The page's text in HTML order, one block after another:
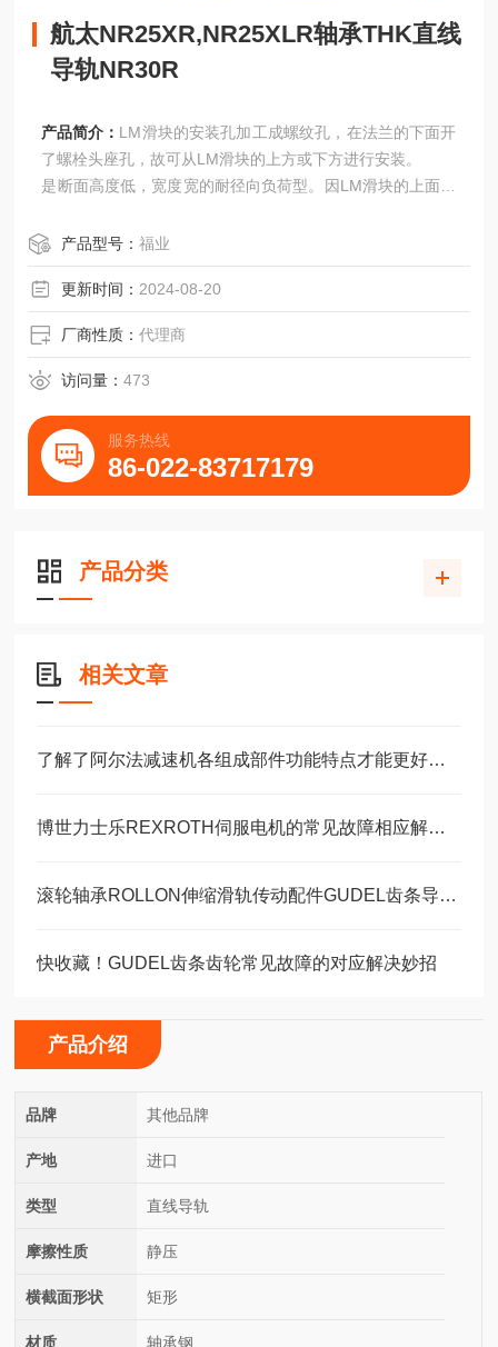
航太NR25XR,NR25XLR轴承THK直线
导轨NR30R
产品简介： LM滑块的安装孔加工成螺纹孔，在法兰的下面开
了螺栓头座孔，故可从LM滑块的上方或下方进行安装。
是断面高度低，宽度宽的耐径向负荷型。因LM滑块的上面开
航太NR25XR,NR25XLR轴承THK直线导轨NR30R
产品型号：福业
更新时间： 2024-08-20
厂商性质：代理商
访问量：473
服务热线
86-022-83717179
产品分类
相关文章
了解了阿尔法减速机各组成部件功能特点才能更好的使用它
博世力士乐REXROTH伺服电机的常见故障相应解决方法分享
滚轮轴承ROLLON伸缩滑轨传动配件GUDEL齿条导轨福业选购
快收藏！GUDEL齿条齿轮常见故障的对应解决妙招
产品介绍
品牌 其他品牌
产地 进口
类型 直线导轨
摩擦性质 静压
横截面形状 矩形
材质 轴承钢